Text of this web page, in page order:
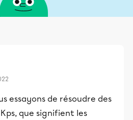
essayons de résoudre des
que signifient les